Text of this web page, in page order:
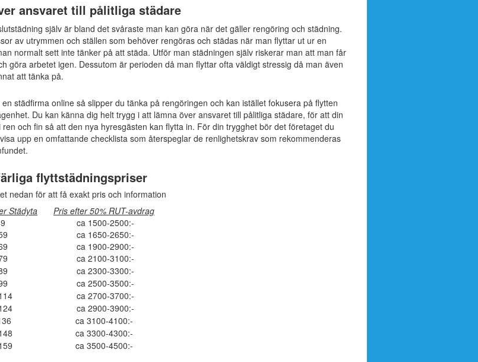
ansvaret till pålitliga städare
själv är bland det svåraste man kan göra när det gäller rengöring och städning.
av utrymmen och ställen som behöver rengöras och städas när man flyttar ut ur en
normalt sett inte tänker på att städa. Utför man städningen själv riskerar man att man får
göra arbetet igen. Dessutom är perioden då man flyttar ofta väldigt stressig då man även
att tänka på.
städfirma online så slipper du tänka på rengöringen och kan istället fokusera på flytten
Du kan känna dig helt trygg i att lämna över ansvaret till pålitliga städare, för att din
ren och fin så att den nya hyresgästen kan flytta in. För din trygghet bör det företaget du
upp en omfattande checklista som återspeglar de renlighetskrav som rekommenderas
flyttstädningspriser
nedan för att få exakt pris och information
Städyta
Pris efter 50% RUT-avdrag
ca 1500-2500:-
ca 1650-2650:-
ca 1900-2900:-
ca 2100-3100:-
ca 2300-3300:-
ca 2500-3500:-
ca 2700-3700:-
ca 2900-3900:-
ca 3100-4100:-
ca 3300-4300:-
ca 3500-4500:-